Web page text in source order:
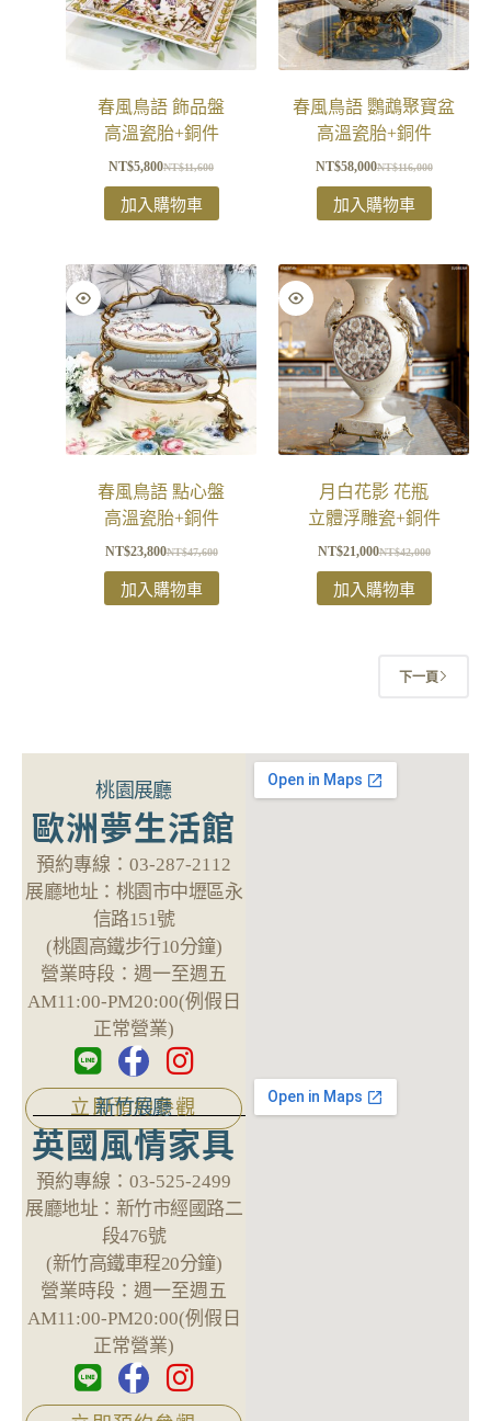
春風鳥語 飾品盤
高溫瓷胎+銅件
NT$11,600
NT$5,800
加入購物車
春風鳥語 鸚鵡聚寶盆
高溫瓷胎+銅件
NT$116,000
NT$58,000
加入購物車
春風鳥語 點心盤
高溫瓷胎+銅件
NT$47,600
NT$23,800
加入購物車
月白花影 花瓶
立體浮雕瓷+銅件
NT$42,000
NT$21,000
加入購物車
下一頁
桃園展廳
歐洲夢生活館
預約專線： 03-287-2112
展廳地址： 桃園市中壢區永
信路151號
(桃園高鐵步行10分鐘)
營業時段： 週一至週五
AM11:00-PM20:00(例假日
正常營業)
立即預約參觀
新竹展廳
英國風情家具
預約專線： 03-525-2499
展廳地址： 新竹市經國路二
段476號
(新竹高鐵車程20分鐘)
營業時段： 週一至週五
AM11:00-PM20:00(例假日
正常營業)